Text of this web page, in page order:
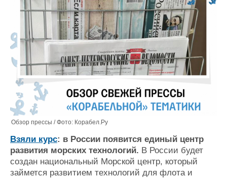
Обзор прессы / Фото: Корабел.Ру
Взяли курс: в России появится единый центр
развития морских технологий. В России будет
создан национальный Морской центр, который
займется развитием технологий для флота и